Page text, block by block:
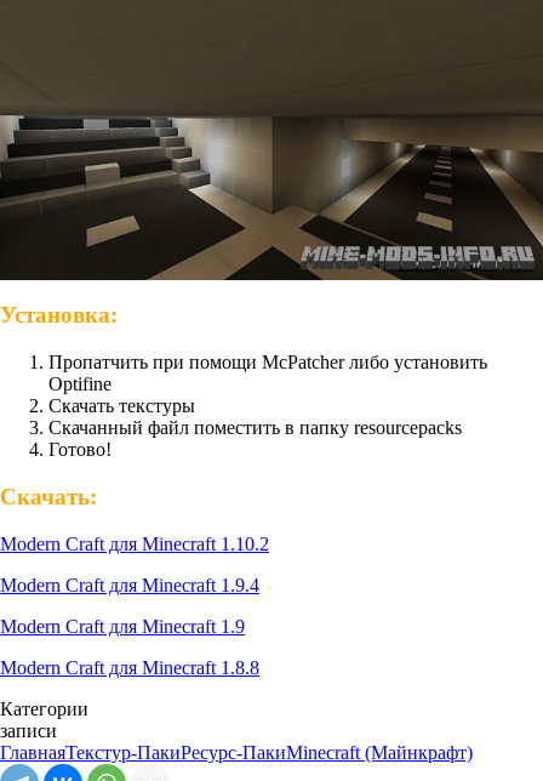
Установка:
Пропатчить при помощи McPatcher либо установить
Optifine
Скачать текстуры
Скачанный файл поместить в папку resourcepacks
Готово!
Скачать:
Modern Craft для Minecraft 1.10.2
Modern Craft для Minecraft 1.9.4
Modern Craft для Minecraft 1.9
Modern Craft для Minecraft 1.8.8
Категории
записи
ГлавнаяТекстур-ПакиРесурс-ПакиMinecraft (Майнкрафт)